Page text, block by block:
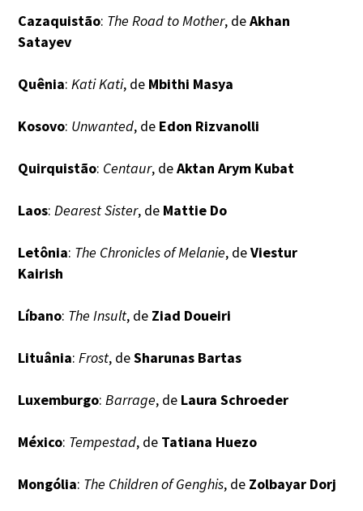
Cazaquistão: The Road to Mother, deAkhan
Satayev
Quênia: Kati Kati, de Mbithi Masya
Kosovo: Unwanted, de Edon Rizvanolli
Quirquistão: Centaur, deAktan Arym Kubat
Laos: Dearest Sister, de Mattie Do
Letônia: The Chronicles of Melanie, deViestur
Kairish
Líbano: The Insult, de Ziad Doueiri
Lituânia: Frost, deSharunas Bartas
Luxemburgo: Barrage, de Laura Schroeder
México: Tempestad, de Tatiana Huezo
Mongólia: The Children of Genghis, de Zolbayar Dorj